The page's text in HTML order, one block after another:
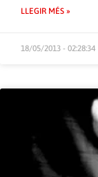
LLEGIR MÉS »
18/05/2013 - 02:28:34